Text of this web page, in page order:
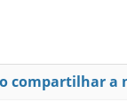
compartilhar a